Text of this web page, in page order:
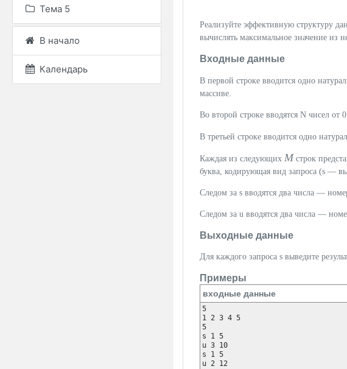
Тема 5
В начало
Календарь
Реализуйте эффективную структуру
вычислять максимальное значение из
Входные данные
В первой строке вводится одно
массиве.
Во второй строке вводятся N чисел
В третьей строке вводится одно
Каждая из следующих M строк
буква, кодирующая вид запроса (s —
Следом за s вводятся два числа —
Следом за u вводятся два числа —
Выходные данные
Для каждого запроса s выведите
Примеры
входные данные
5
1 2 3 4 5
5
s 1 5
u 3 10
s 1 5
u 2 12